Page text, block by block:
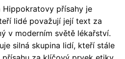
Hippokratovy přísahy je
lidé považují její text za
v moderním světě lékařství.
silná skupina lidí, kteří stále